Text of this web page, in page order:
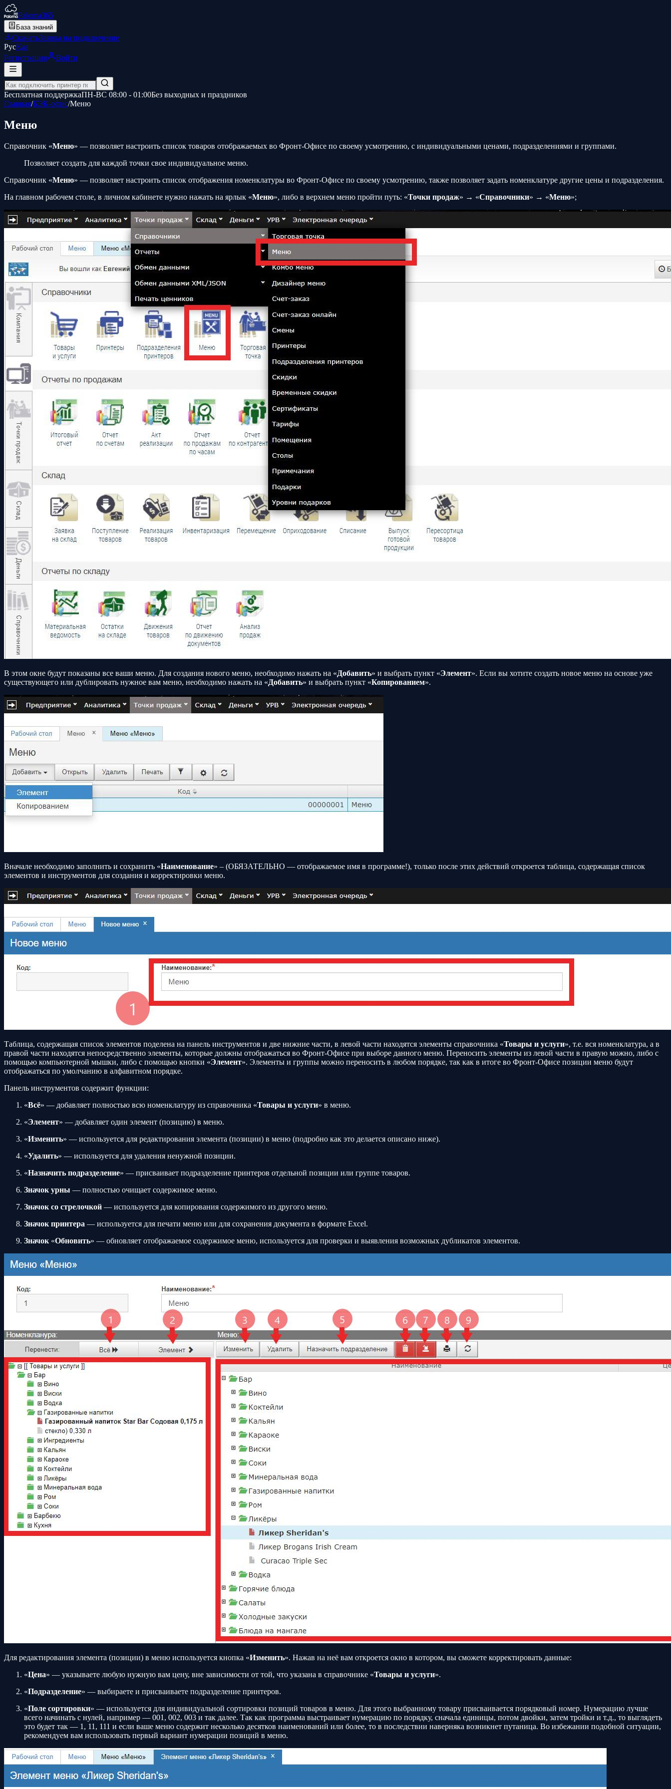
Paloma365
База знаний
СкачатьЗаявка на подключение
РусҚаз
Регистрация
Войти
Бесплатная поддержкаПН-ВС 08:00 - 01:00Без выходных и праздников
Главная/БЭК-офис/Меню
Меню
Справочник «Меню» — позволяет настроить список товаров отображаемых во Фронт-Офисе по своему усмотрению, с индивидуальными ценами, подразделениями и группами.
Позволяет создать для каждой точки свое индивидуальное меню.
Справочник «Меню» — позволяет настроить список отображения номенклатуры во Фронт-Офисе по своему усмотрению, также позволяет задать номенклатуре другие цены и подразделения.
На главном рабочем столе, в личном кабинете нужно нажать на ярлык «Меню», либо в верхнем меню пройти путь: «Точки продаж» → «Справочники» → «Меню»;
В этом окне будут показаны все ваши меню. Для создания нового меню, необходимо нажать на «Добавить» и выбрать пункт «Элемент». Если вы хотите создать новое меню на основе уже
существующего или дублировать нужное вам меню, необходимо нажать на «Добавить» и выбрать пункт «Копированием».
Вначале необходимо заполнить и сохранить «Наименование» – (ОБЯЗАТЕЛЬНО — отображаемое имя в программе!), только после этих действий откроется таблица, содержащая список
элементов и инструментов для создания и корректировки меню.
Таблица, содержащая список элементов поделена на панель инструментов и две нижние части, в левой части находятся элементы справочника «Товары и услуги», т.е. вся номенклатура, а в
правой части находятся непосредственно элементы, которые должны отображаться во Фронт-Офисе при выборе данного меню. Переносить элементы из левой части в правую можно, либо с
помощью компьютерной мышки, либо с помощью кнопки «Элемент». Элементы и группы можно переносить в любом порядке, так как в итоге во Фронт-Офисе позиции меню будут
отображаться по умолчанию в алфавитном порядке.
Панель инструментов содержит функции:
«Всё» — добавляет полностью всю номенклатуру из справочника «Товары и услуги» в меню.
«Элемент» — добавляет один элемент (позицию) в меню.
«Изменить» — используется для редактирования элемента (позиции) в меню (подробно как это делается описано ниже).
«Удалить» — используется для удаления ненужной позиции.
«Назначить подразделение» — присваивает подразделение принтеров отдельной позиции или группе товаров.
Значок урны — полностью очищает содержимое меню.
Значок со стрелочкой — используется для копирования содержимого из другого меню.
Значок принтера — используется для печати меню или для сохранения документа в формате Excel.
Значок «Обновить» — обновляет отображаемое содержимое меню, используется для проверки и выявления возможных дубликатов элементов.
Для редактирования элемента (позиции) в меню используется кнопка «Изменить». Нажав на неё вам откроется окно в котором, вы сможете корректировать данные:
«Цена» — указываете любую нужную вам цену, вне зависимости от той, что указана в справочнике «Товары и услуги».
«Подразделение» — выбираете и присваиваете подразделение принтеров.
«Поле сортировки» — используется для индивидуальной сортировки позиций товаров в меню. Для этого выбранному товару присваивается порядковый номер. Нумерацию лучше
всего начинать с нулей, например — 001, 002, 003 и так далее. Так как программа выстраивает нумерацию по порядку, сначала единицы, потом двойки, затем тройки и т.д., то выглядеть
это будет так — 1, 11, 111 и если ваше меню содержит несколько десятков наименований или более, то в последствии наверняка возникнет путаница. Во избежании подобной ситуации,
рекомендуем вам использовать первый вариант нумерации позиций в меню.